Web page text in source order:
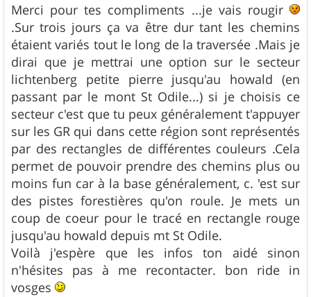
s
s
a
g
e
Merci pour tes compliments ...je vais rougir
.Sur trois jours ça va être dur tant les chemins
étaient variés tout le long de la traversée .Mais je
dirai que je mettrai une option sur le secteur
lichtenberg petite pierre jusqu'au howald (en
passant par le mont St Odile...) si je choisis ce
secteur c'est que tu peux généralement t'appuyer
sur les GR qui dans cette région sont représentés
par des rectangles de différentes couleurs .Cela
permet de pouvoir prendre des chemins plus ou
moins fun car à la base généralement, c. 'est sur
des pistes forestières qu'on roule. Je mets un
coup de coeur pour le tracé en rectangle rouge
jusqu'au howald depuis mt St Odile.
Voilà j'espère que les infos ton aidé sinon
n'hésites pas à me recontacter. bon ride in
vosges